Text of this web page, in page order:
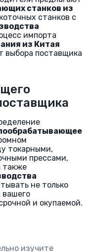
станков из
станков с
импорта
из Китая
выбора поставщика
токарными,
прессами,
также
не только
вашего
и окупаемой.
изучите